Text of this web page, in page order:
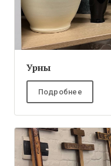
Урны
Подробнее